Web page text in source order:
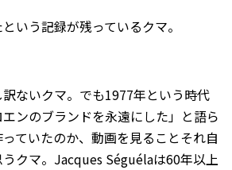
いう記録が残っているクマ。
ないクマ。でも1977年という時代
ンのブランドを永遠にした」と語ら
ていたのか、動画を見ることそれ自
クマ。Jacques Séguélaは60年以上